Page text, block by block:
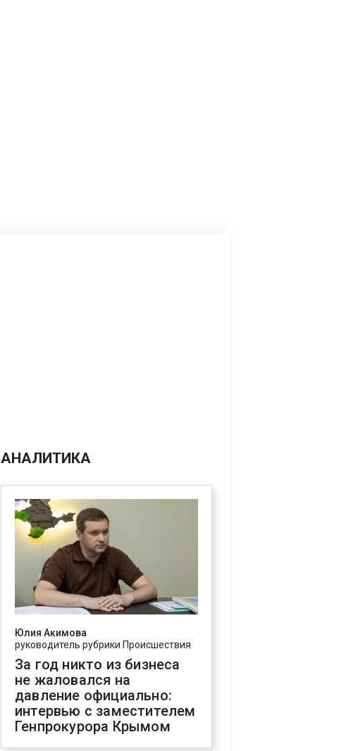
АНАЛИТИКА
Юлия Акимова
руководитель рубрики Происшествия
За год никто из бизнеса
не жаловался на
давление официально:
интервью с заместителем
Генпрокурора Крымом